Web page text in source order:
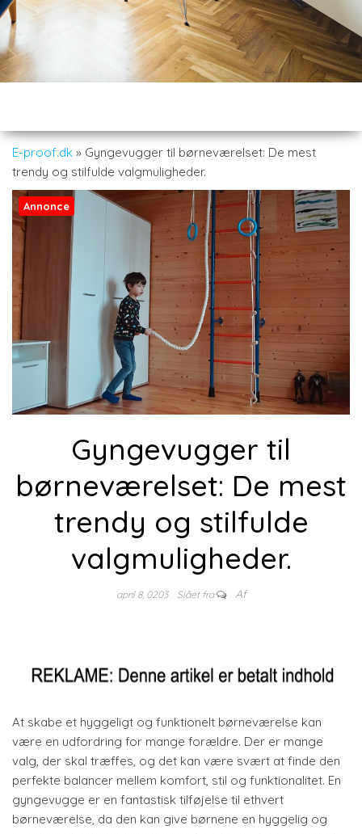
E-proof.dk » Gyngevugger til børneværelset: De mest
trendy og stilfulde valgmuligheder.
Annonce
Gyngevugger til
børneværelset: De mest
trendy og stilfulde
valgmuligheder.
april 8, 0203 Slået fra Af
At skabe et hyggeligt og funktionelt børneværelse kan
være en udfordring for mange forældre. Der er mange
valg, der skal træffes, og det kan være svært at finde den
perfekte balancer mellem komfort, stil og funktionalitet. En
gyngevugge er en fantastisk tilføjelse til ethvert
børneværelse, da den kan give børnene en hyggelig og